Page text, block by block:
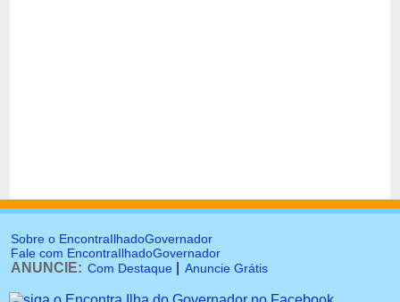
Sobre o EncontraIlhadoGovernador
Fale com EncontraIlhadoGovernador
ANUNCIE: Com Destaque Anuncie Grátis